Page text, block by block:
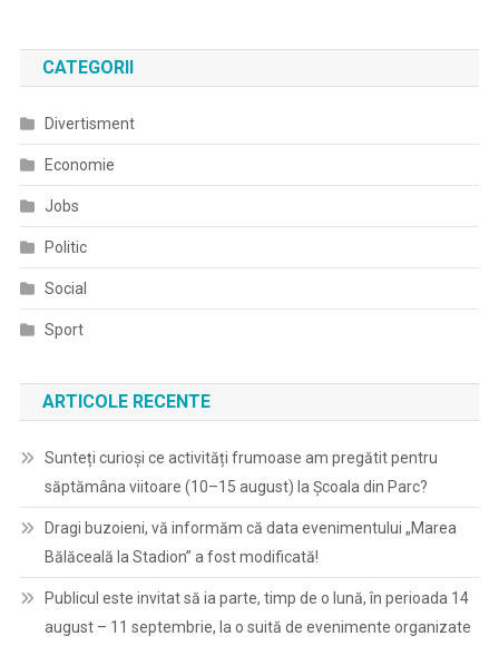
CATEGORII
Divertisment
Economie
Jobs
Politic
Social
Sport
ARTICOLE RECENTE
Sunteți curioși ce activități frumoase am pregătit pentru
săptămâna viitoare (10–15 august) la Școala din Parc?
Dragi buzoieni, vă informăm că data evenimentului „Marea
Bălăceală la Stadion” a fost modificată!
Publicul este invitat să ia parte, timp de o lună, în perioada 14
august – 11 septembrie, la o suită de evenimente organizate